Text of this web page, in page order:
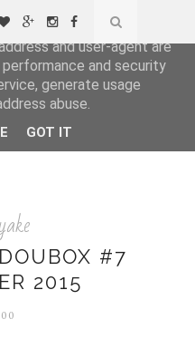
#7
2015
to deliver its services
and user-agent are
and security
generate usage
abuse.
GOT IT